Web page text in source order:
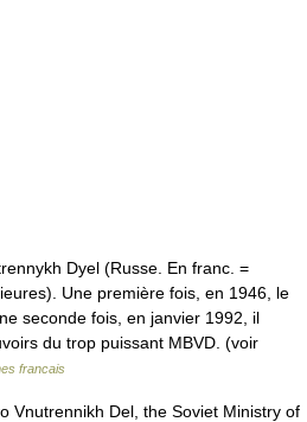
Dyel (Russe. En franc. =
Une première fois, en 1946, le
seconde fois, en janvier 1992, il
du trop puissant MBVD. (voir
francais
Vnutrennikh Del, the Soviet Ministry of